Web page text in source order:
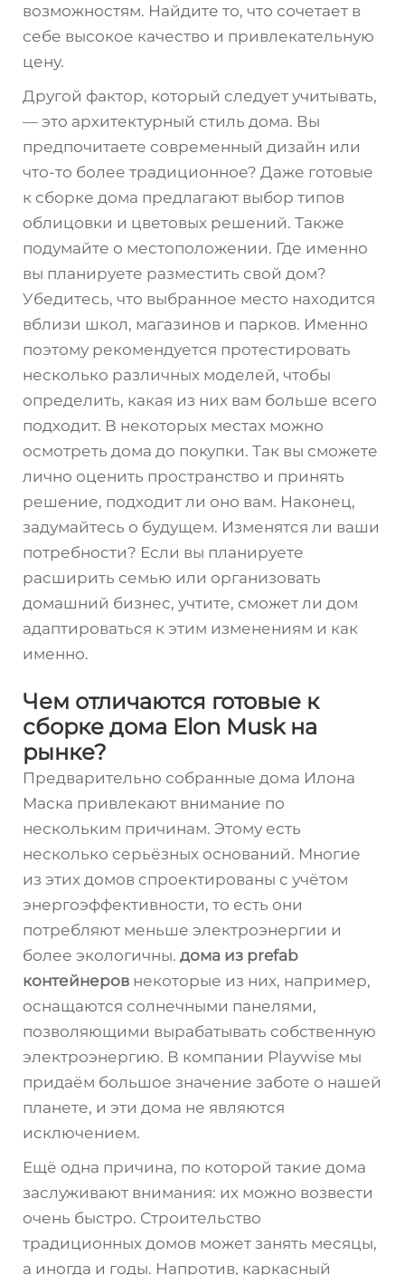
возможностям. Найдите то, что сочетает в
себе высокое качество и привлекательную
цену.
Другой фактор, который следует учитывать,
— это архитектурный стиль дома. Вы
предпочитаете современный дизайн или
что-то более традиционное? Даже готовые
к сборке дома предлагают выбор типов
облицовки и цветовых решений. Также
подумайте о местоположении. Где именно
вы планируете разместить свой дом?
Убедитесь, что выбранное место находится
вблизи школ, магазинов и парков. Именно
поэтому рекомендуется протестировать
несколько различных моделей, чтобы
определить, какая из них вам больше всего
подходит. В некоторых местах можно
осмотреть дома до покупки. Так вы сможете
лично оценить пространство и принять
решение, подходит ли оно вам. Наконец,
задумайтесь о будущем. Изменятся ли ваши
потребности? Если вы планируете
расширить семью или организовать
домашний бизнес, учтите, сможет ли дом
адаптироваться к этим изменениям и как
именно.
Чем отличаются готовые к
сборке дома Elon Musk на
рынке?
Предварительно собранные дома Илона
Маска привлекают внимание по
нескольким причинам. Этому есть
несколько серьёзных оснований. Многие
из этих домов спроектированы с учётом
энергоэффективности, то есть они
потребляют меньше электроэнергии и
более экологичны. дома из prefab
контейнеров некоторые из них, например,
оснащаются солнечными панелями,
позволяющими вырабатывать собственную
электроэнергию. В компании Playwise мы
придаём большое значение заботе о нашей
планете, и эти дома не являются
исключением.
Ещё одна причина, по которой такие дома
заслуживают внимания: их можно возвести
очень быстро. Строительство
традиционных домов может занять месяцы,
а иногда и годы. Напротив, каркасный